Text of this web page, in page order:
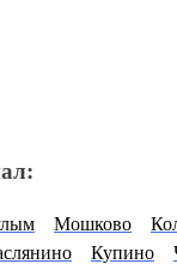
Мошково
Купино